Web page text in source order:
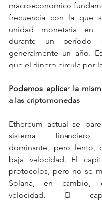
macroeconómico
frecuencia con la que
unidad monetaria en
durante un período
generalmente un año.
que el dinero circula por
Podemos aplicar la
a las criptomonedas
Ethereum actual se
sistema financiero
dominante, pero lento,
baja velocidad. El
protocolos, pero no se
Solana, en
velocidad. El